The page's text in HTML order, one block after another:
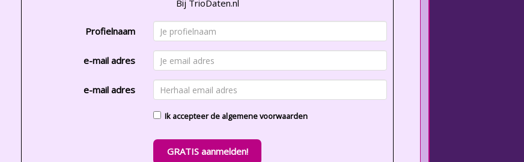
Bij TrioDaten.nl
Profielnaam
e-mail adres
e-mail adres
Ik accepteer de algemene voorwaarden
GRATIS aanmelden!